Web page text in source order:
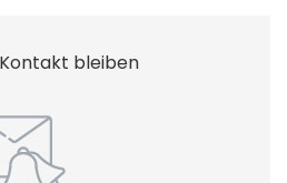
Kontakt bleiben